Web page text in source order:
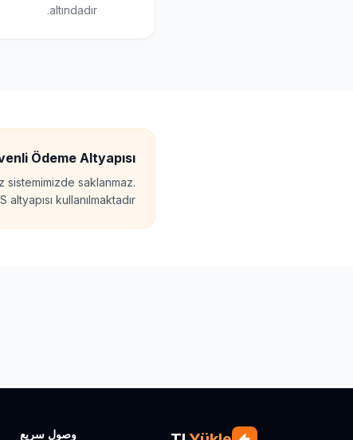
altındadır.
Ödeme Altyapısı
sistemimizde saklanmaz.
kullanılmaktadır.
وصول سريع